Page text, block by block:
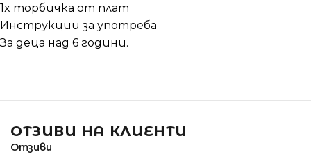
1x торбичка от плат
Инструкции за употреба
За деца над 6 години.
ОТЗИВИ НА КЛИЕНТИ
Отзиви